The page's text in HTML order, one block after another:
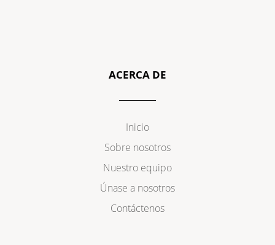
ACERCA DE
Inicio
Sobre nosotros
Nuestro equipo
Únase a nosotros
Contáctenos